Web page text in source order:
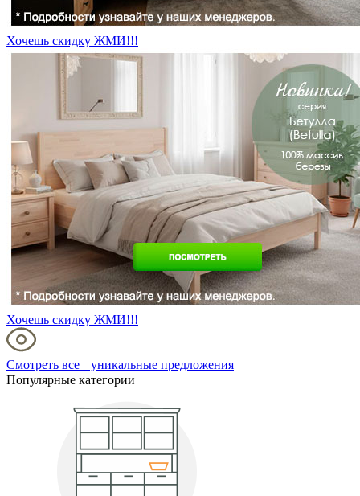
Хочешь скидку ЖМИ!!!
Хочешь скидку ЖМИ!!!
Смотреть все уникальные предложения
Популярные категории